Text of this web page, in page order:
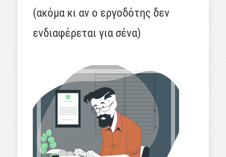
(ακόμα κι αν ο εργοδότης δεν
ενδιαφέρεται για σένα)